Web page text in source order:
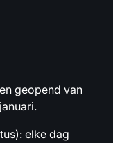
geopend van
elke dag